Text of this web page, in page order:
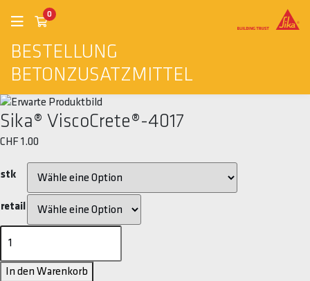
BESTELLUNG
BETONZUSATZMITTEL
0
Sika® ViscoCrete®-4017
CHF 1.00
stk
retail
ViscoCrete®-4017
Menge
In den Warenkorb